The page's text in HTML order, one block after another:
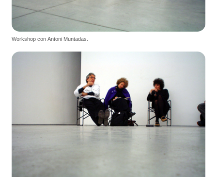
Workshop con Antoni Muntadas.